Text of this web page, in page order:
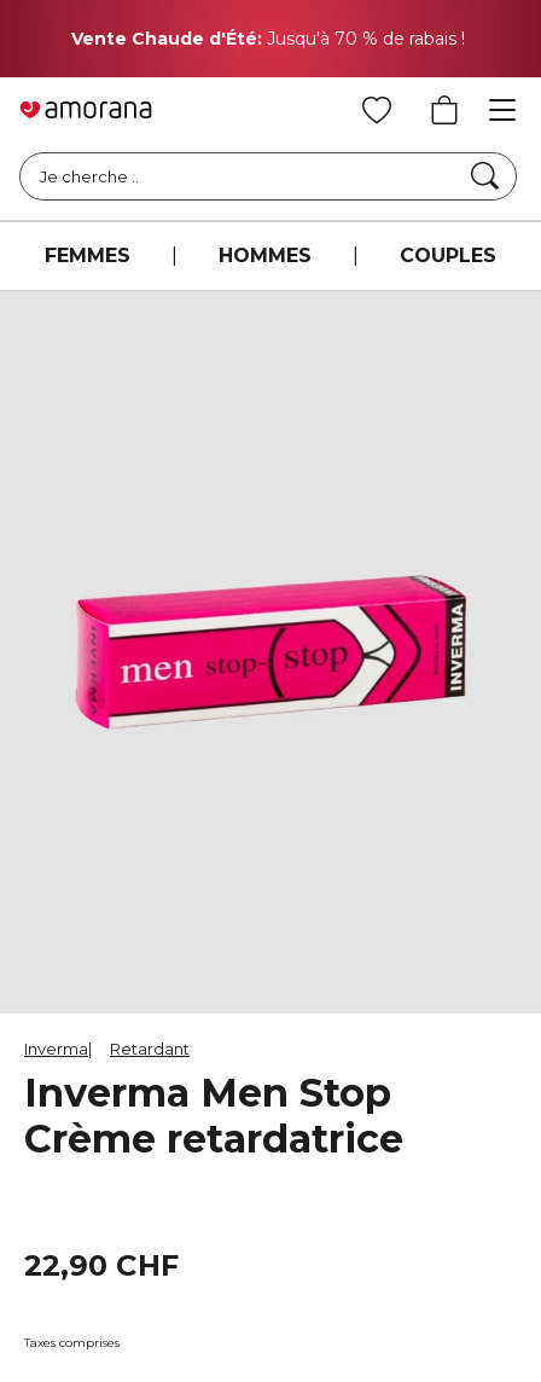
Vente Chaude d'Été: Jusqu'à 70 % de rabais !
Je cherche ..
FEMMES HOMMES COUPLES
Inverma Retardant
Inverma Men Stop
Crème retardatrice
22,90 CHF
Taxes comprises